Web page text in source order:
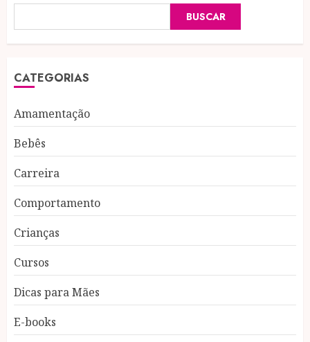
BUSCAR
CATEGORIAS
Amamentação
Bebês
Carreira
Comportamento
Crianças
Cursos
Dicas para Mães
E-books